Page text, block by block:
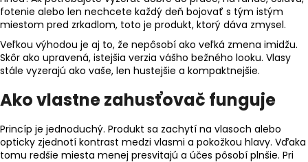
fotenie alebo len nechcete každý deň bojovať s tým istým
miestom pred zrkadlom, toto je produkt, ktorý dáva zmysel.
Veľkou výhodou je aj to, že nepôsobí ako veľká zmena imidžu.
Skôr ako upravená, istejšia verzia vášho bežného looku. Vlasy
stále vyzerajú ako vaše, len hustejšie a kompaktnejšie.
Ako vlastne zahusťovač funguje
Princíp je jednoduchý. Produkt sa zachytí na vlasoch alebo
opticky zjednotí kontrast medzi vlasmi a pokožkou hlavy. Vďaka
tomu redšie miesta menej presvitajú a účes pôsobí plnšie. Pri
ť
?
HĽADAŤ
O